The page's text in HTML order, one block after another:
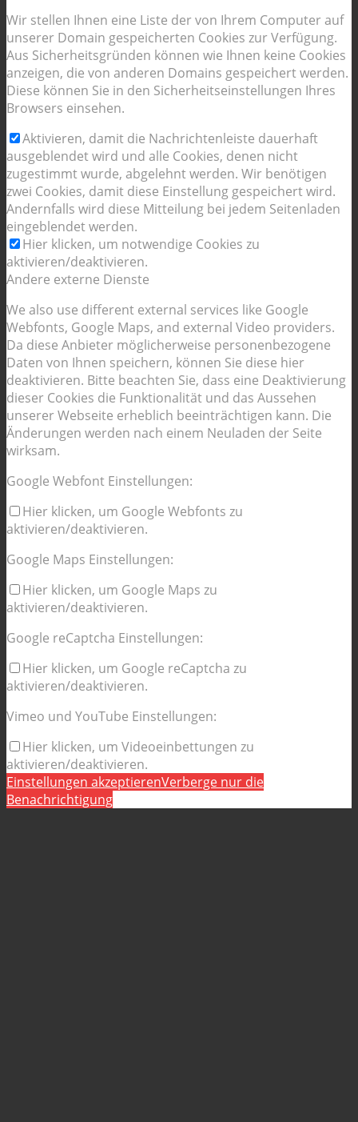
Wir stellen Ihnen eine Liste der von Ihrem Computer auf
unserer Domain gespeicherten Cookies zur Verfügung.
Aus Sicherheitsgründen können wie Ihnen keine Cookies
anzeigen, die von anderen Domains gespeichert werden.
Diese können Sie in den Sicherheitseinstellungen Ihres
Browsers einsehen.
Aktivieren, damit die Nachrichtenleiste dauerhaft
ausgeblendet wird und alle Cookies, denen nicht
zugestimmt wurde, abgelehnt werden. Wir benötigen
zwei Cookies, damit diese Einstellung gespeichert wird.
Andernfalls wird diese Mitteilung bei jedem Seitenladen
eingeblendet werden.
Hier klicken, um notwendige Cookies zu
aktivieren/deaktivieren.
Andere externe Dienste
We also use different external services like Google
Webfonts, Google Maps, and external Video providers.
Da diese Anbieter möglicherweise personenbezogene
Daten von Ihnen speichern, können Sie diese hier
deaktivieren. Bitte beachten Sie, dass eine Deaktivierung
dieser Cookies die Funktionalität und das Aussehen
unserer Webseite erheblich beeinträchtigen kann. Die
Änderungen werden nach einem Neuladen der Seite
wirksam.
Google Webfont Einstellungen:
Hier klicken, um Google Webfonts zu
aktivieren/deaktivieren.
Google Maps Einstellungen:
Hier klicken, um Google Maps zu
aktivieren/deaktivieren.
Google reCaptcha Einstellungen:
Hier klicken, um Google reCaptcha zu
aktivieren/deaktivieren.
Vimeo und YouTube Einstellungen:
Hier klicken, um Videoeinbettungen zu
aktivieren/deaktivieren.
Einstellungen akzeptierenVerberge nur die
Benachrichtigung